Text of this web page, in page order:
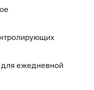
ежедневной